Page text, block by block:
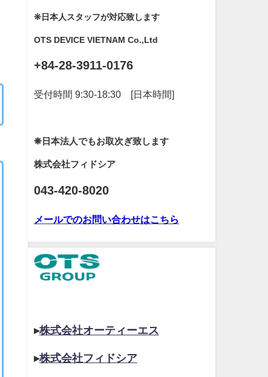
❊日本人スタッフが対応致します
OTS DEVICE VIETNAM Co.,Ltd
+84-28-3911-0176
受付時間 9:30-18:30 [日本時間]
❋日本法人でもお取次ぎ致します
株式会社フィドシア
043-420-8020
メールでのお問い合わせはこちら
▸株式会社オーティーエス
▸株式会社フィドシア